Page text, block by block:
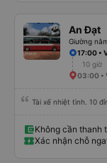
An Đạt
Giường
17:00 •
10 giờ
03:00 •
Tài xế nhiệt tình. 10
Không cần thanh
Xác nhận chỗ